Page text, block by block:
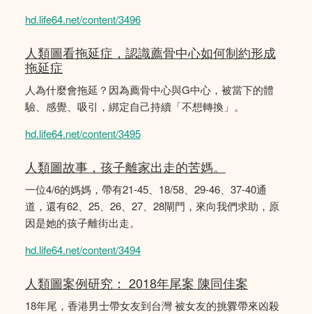
hd.life64.net/content/3496
人類圖看拖延症，認識薦骨中心如何制約形成
拖延症
人為什麼會拖延？因為薦骨中心與G中心，被當下的體
驗、感覺、吸引，綁定自己持續「不想轉換」。
hd.life64.net/content/3495
人類圖故事，孩子離家出走的苦媽。
一位4/6的媽媽，帶有21-45、18/58、29-46、37-40通
道，還有62、25、26、27、28閘門，來向我們求助，原
因是她的孩子離街出走。
hd.life64.net/content/3494
人類圖案例研究： 2018年尾案 陳同佳案
18年尾，香港男士帶女友到台灣 被女友的挑釁帶來凶殺